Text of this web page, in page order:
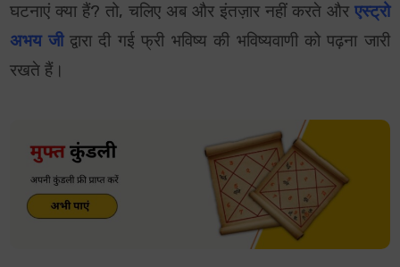
घटनाएं क्या हैं? तो, चलिए अब और इंतज़ार नहीं करते और एस्ट्रो
अभय जीद्वारा दी गई फ्री भविष्य की भविष्यवाणी को पढ़ना जारी
रखते हैं।